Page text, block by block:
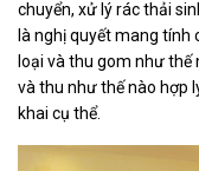
chuyển, xử lý rác thải
là nghị quyết mang tính
loại và thu gom như thế
và thu như thế nào hợp
khai cụ thể.